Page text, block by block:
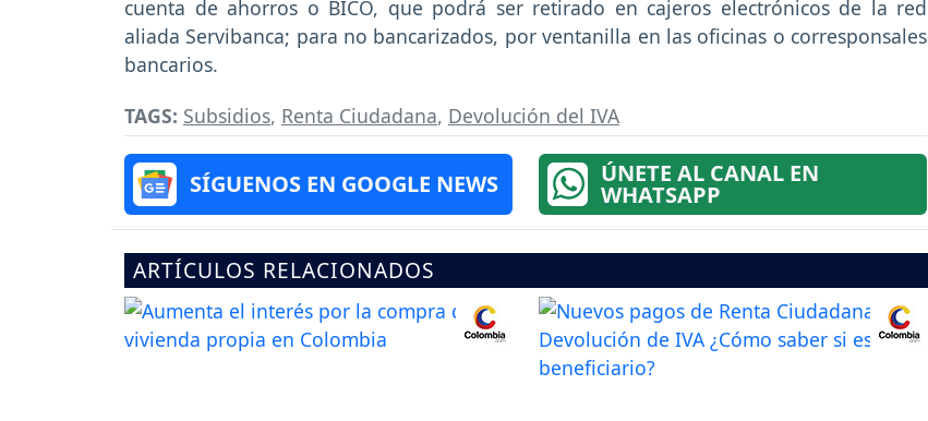
cuenta de ahorros o BICO, que podrá ser retirado en cajeros electrónicos de la red
aliada Servibanca; para no bancarizados, por ventanilla en las oficinas o corresponsales
bancarios.
TAGS: Subsidios, Renta Ciudadana, Devolución del IVA
SÍGUENOS EN GOOGLE NEWS ÚNETE AL CANAL EN
WHATSAPP
ARTÍCULOS RELACIONADOS